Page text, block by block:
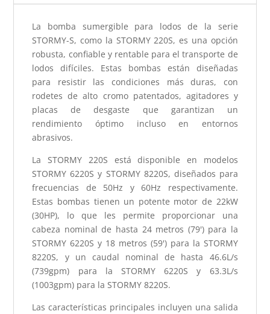
La bomba sumergible para lodos de la serie
STORMY-S, como la STORMY 220S, es una opción
robusta, confiable y rentable para el transporte de
lodos difíciles. Estas bombas están diseñadas
para resistir las condiciones más duras, con
rodetes de alto cromo patentados, agitadores y
placas de desgaste que garantizan un
rendimiento óptimo incluso en entornos
abrasivos.
La STORMY 220S está disponible en modelos
STORMY 6220S y STORMY 8220S, diseñados para
frecuencias de 50Hz y 60Hz respectivamente.
Estas bombas tienen un potente motor de 22kW
(30HP), lo que les permite proporcionar una
cabeza nominal de hasta 24 metros (79') para la
STORMY 6220S y 18 metros (59') para la STORMY
8220S, y un caudal nominal de hasta 46.6L/s
(739gpm) para la STORMY 6220S y 63.3L/s
(1003gpm) para la STORMY 8220S.
Las características principales incluyen una salida